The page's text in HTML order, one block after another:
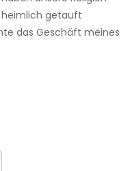
getauft
das Geschäft meines